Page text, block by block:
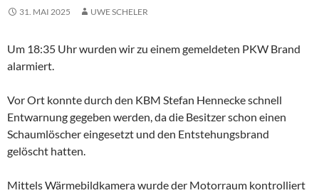
31. MAI 2025 UWE SCHELER
Um 18:35 Uhr wurden wir zu einem gemeldeten PKW Brand
alarmiert.
Vor Ort konnte durch den KBM Stefan Hennecke schnell
Entwarnung gegeben werden, da die Besitzer schon einen
Schaumlöscher eingesetzt und den Entstehungsbrand
gelöscht hatten.
Mittels Wärmebildkamera wurde der Motorraum kontrolliert